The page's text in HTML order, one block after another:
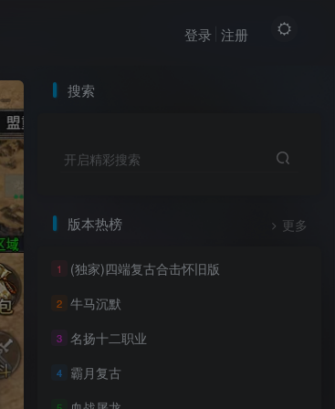
登录 注册
搜索
开启精彩搜索
版本热榜 更多
1 (独家)四端复古合击怀旧版
2 牛马沉默
3 名扬十二职业
4 霸月复古